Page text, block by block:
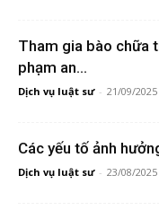
Tham gia bào chữa
phạm an...
Dịch vụ luật sư - 21/09/2025
Các yếu tố ảnh
Dịch vụ luật sư - 23/08/2025